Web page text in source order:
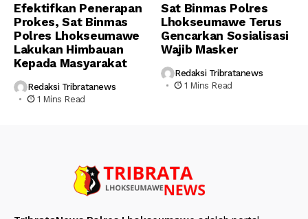
Efektifkan Penerapan
Prokes, Sat Binmas
Polres Lhokseumawe
Lakukan Himbauan
Kepada Masyarakat
Redaksi Tribratanews
1 Mins Read
Sat Binmas Polres
Lhokseumawe Terus
Gencarkan Sosialisasi
Wajib Masker
Redaksi Tribratanews
1 Mins Read